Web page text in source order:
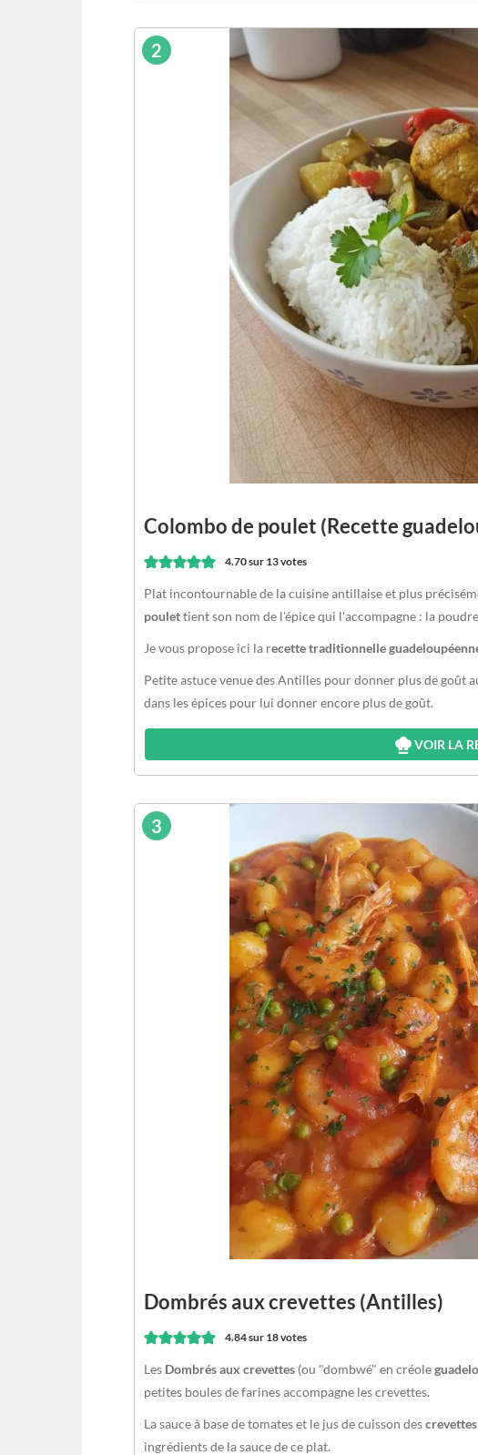
2
Colombo de poulet (Recette
4.70sur 13votes
Plat incontournable de la cuisine antillaise et plus
poulettient son nom de l'épice qui l'accompagne : la
Je vous propose ici la recette traditionnelle
Petite astuce venue des Antilles pour donner plus de goût
dans les épices pour lui donner encore plus de goût.
VOIR LA
3
Dombrés aux crevettes (Antilles)
4.84sur 18votes
Les Dombrés aux crevettes (ou "dombwé" en créole
petites boules de farines accompagne les crevettes.
La sauce à base de tomates et le jus de cuisson descrevettes
ingrédients de la sauce de ce plat.